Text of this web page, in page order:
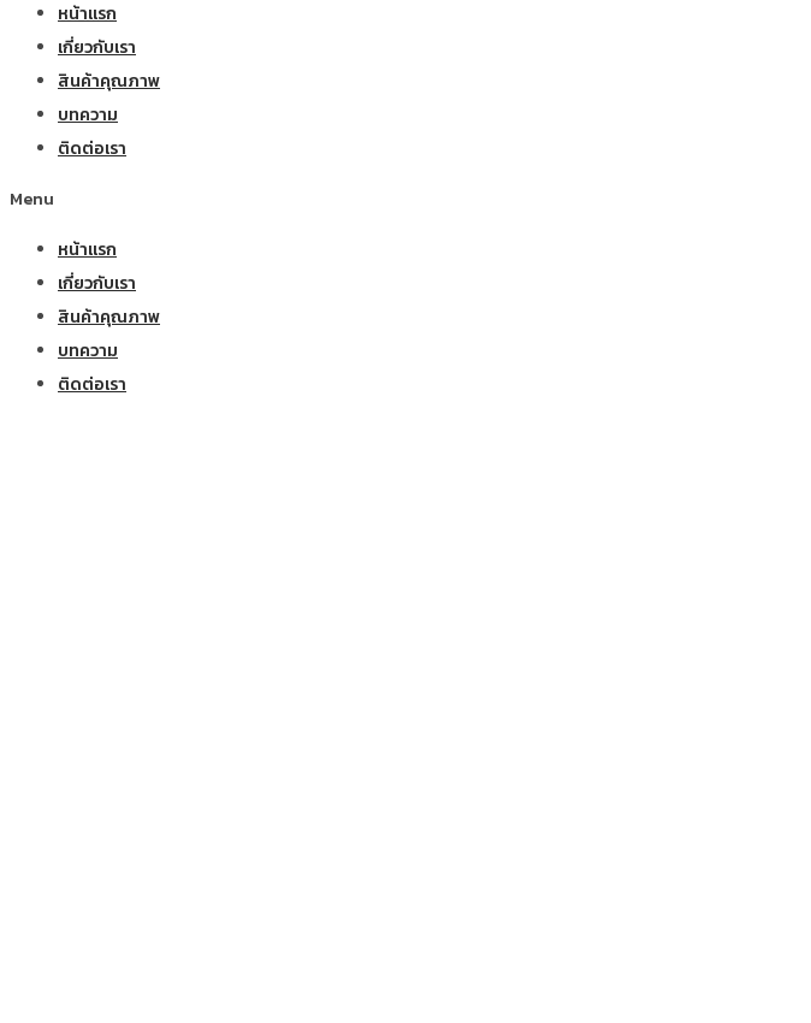
หน้าแรก
เกี่ยวกับเรา
สินค้าคุณภาพ
บทความ
ติดต่อเรา
Menu
หน้าแรก
เกี่ยวกับเรา
สินค้าคุณภาพ
บทความ
ติดต่อเรา